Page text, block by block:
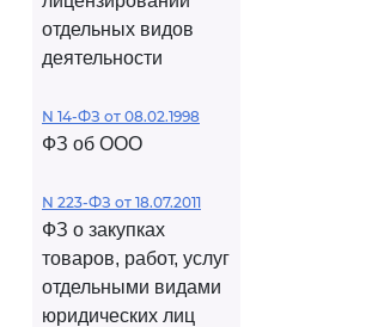
отдельных видов
деятельности
N 14-ФЗ от 08.02.1998
ФЗ об ООО
N 223-ФЗ от 18.07.2011
ФЗ о закупках
товаров, работ, услуг
отдельными видами
юридических лиц